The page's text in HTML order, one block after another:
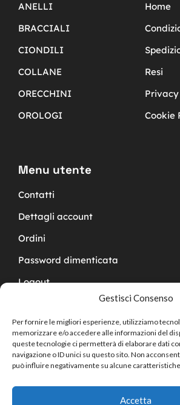
Gestisci Consenso
Per fornire le migliori esperienze, utilizziamo
memorizzare e/o accedere alle informazioni del
queste tecnologie ci permetterà di elaborare dati
navigazione o ID unici su questo sito. Non
può influire negativamente su alcune
Accetta
ANELLI
BRACCIALI
CIONDILI
COLLANE
ORECCHINI
OROLOGI
Home
Resi
Cookie
Menu utente
Contatti
Dettagli account
Ordini
Password dimenticata
Logout
Copyright © 2024 Cucchy